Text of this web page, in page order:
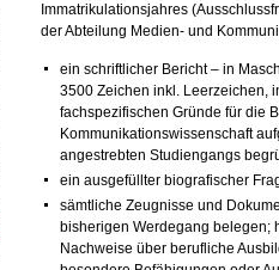
Immatrikulationsjahres
der Abteilung Medien- und
ein schriftlicher Bericht – in
3500 Zeichen inkl. Leerzeichen,
fachspezifischen Gründe für die
Kommunikationswissenschaft
angestrebten Studiengangs
ein ausgefüllter biografischer
sämtliche Zeugnisse und
bisherigen Werdegang belegen;
Nachweise über berufliche